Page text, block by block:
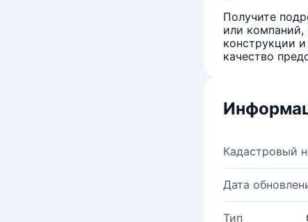
Получите
или компаний,
конструкции
качество
Кадастровый
Дата
Тип